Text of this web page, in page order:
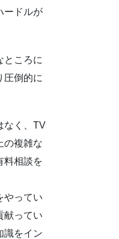
ードルが
ところに
圧倒的に
なく、TV
の複雑な
料相談を
やってい
献ってい
識をイン